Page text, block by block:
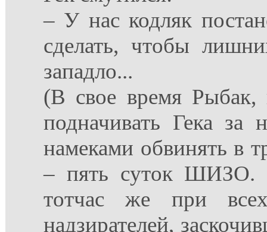
– У нас кодляк
сделать, чтобы
западло...
(В свое время
подначивать Гека за
намеками обвинять в
– пять суток ШИЗО.
тотчас же при
надзирателей,